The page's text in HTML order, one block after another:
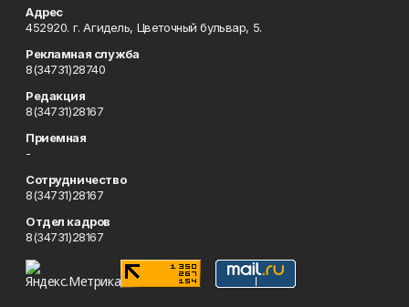
Адрес
452920. г. Агидель, Цветочный бульвар, 5.
Рекламная служба
8(34731)28740
Редакция
8(34731)28167
Приемная
-
Сотрудничество
8(34731)28167
Отдел кадров
8(34731)28167